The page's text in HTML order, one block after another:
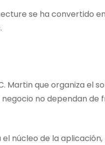
se ha convertido
Martin que organiza el
no dependan de
núcleo de la